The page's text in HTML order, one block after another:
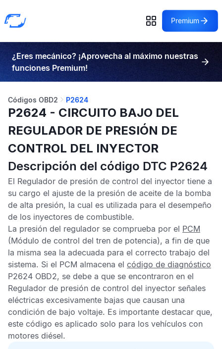
Premium
¿Eres mecánico? ¡Aprovecha al máximo nuestras
funciones Premium!
Códigos OBD2 P2624
P2624 - CIRCUITO BAJO DEL
REGULADOR DE PRESIÓN DE
CONTROL DEL INYECTOR
Descripción del código DTC P2624
El Regulador de presión de control del inyector tiene a
su cargo el ajuste de la presión de aceite de la bomba
de alta presión, la cual es utilizada para el desempeño
de los inyectores de combustible.
La presión del regulador se comprueba por el PCM
(Módulo de control del tren de potencia), a fin de que
la misma sea la adecuada para el correcto trabajo del
sistema. Si el PCM almacena el código de diagnóstico
P2624 OBD2, se debe a que se encontraron en el
Regulador de presión de control del inyector señales
eléctricas excesivamente bajas que causan una
condición de bajo voltaje. Es importante destacar que,
este código es aplicado solo para los vehículos con
motores diésel.